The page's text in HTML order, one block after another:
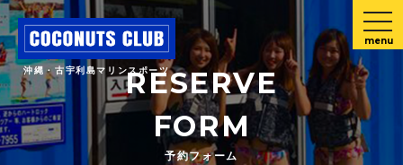
沖縄・古宇利島マリンスポーツ
menu
RESERVE
FORM
予約フォーム